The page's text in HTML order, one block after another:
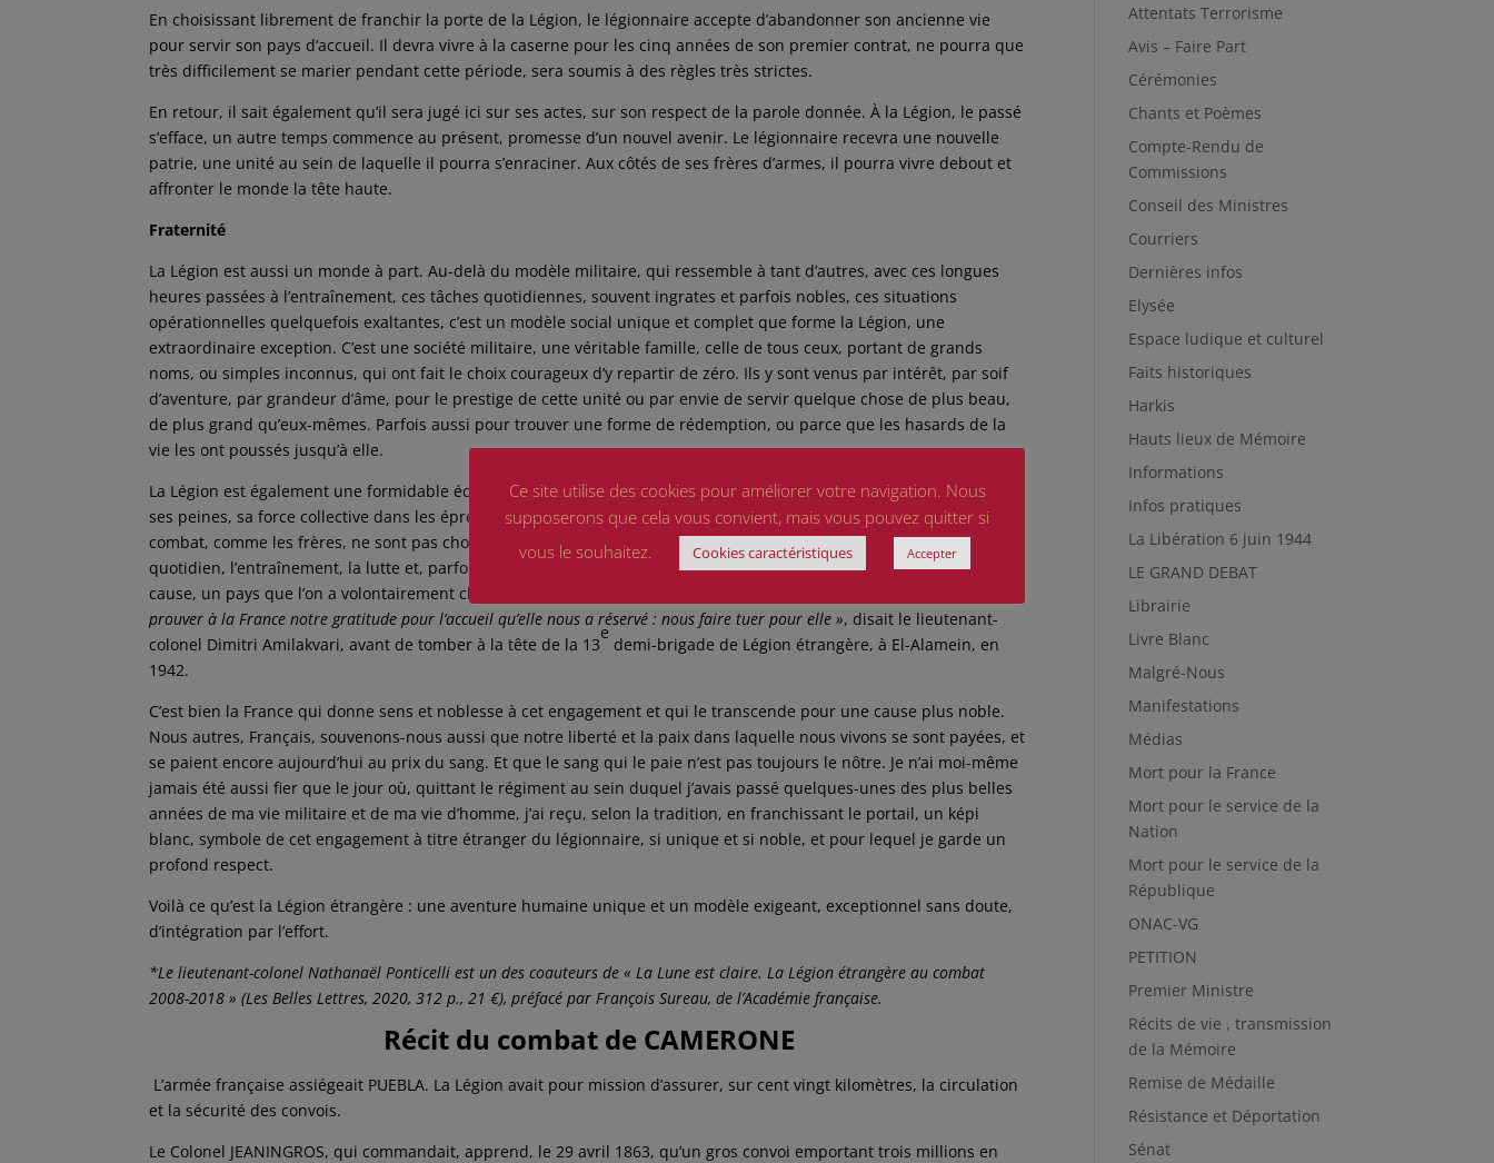
En choisissant librement de franchir la porte de la Légion, le légionnaire accepte d’abandonner son ancienne vie
pour servir son pays d’accueil. Il devra vivre à la caserne pour les cinq années de son premier contrat, ne pourra que
très difficilement se marier pendant cette période, sera soumis à des règles très strictes.
En retour, il sait également qu’il sera jugé ici sur ses actes, sur son respect de la parole donnée. À la Légion, le passé
s’efface, un autre temps commence au présent, promesse d’un nouvel avenir. Le légionnaire recevra une nouvelle
patrie, une unité au sein de laquelle il pourra s’enraciner. Aux côtés de ses frères d’armes, il pourra vivre debout et
affronter le monde la tête haute.
Fraternité
La Légion est aussi un monde à part. Au-delà du modèle militaire, qui ressemble à tant d’autres, avec ces longues
heures passées à l’entraînement, ces tâches quotidiennes, souvent ingrates et parfois nobles, ces situations
opérationnelles quelquefois exaltantes, c’est un modèle social unique et complet que forme la Légion, une
extraordinaire exception. C’est une société militaire, une véritable famille, celle de tous ceux, portant de grands
noms, ou simples inconnus, qui ont fait le choix courageux d’y repartir de zéro. Ils y sont venus par intérêt, par soif
d’aventure, par grandeur d’âme, pour le prestige de cette unité ou par envie de servir quelque chose de plus beau,
de plus grand qu’eux-mêmes. Parfois aussi pour trouver une forme de rédemption, ou parce que les hasards de la
vie les ont poussés jusqu’à elle.
La Légion est également une formidable école de vie, un monde en miniature, une aventure humaine avec ses joies,
ses peines, sa force collective dans les épreuves. C’est un lieu de fraternité plus que d’amitié, car les camarades de
combat, comme les frères, ne sont pas choisis. Et pourtant on partage avec eux tous les instants de la vie, le
quotidien, l’entraînement, la lutte et, parfois, la mort. C’est un lieu où, plus qu’ailleurs peut-être, on se bat pour une
cause, un pays que l’on a volontairement choisi, en hommes libres.
prouver à la France notre gratitude pour l’accueil qu’elle nous a réservé : nous faire tuer pour elle », disait le lieutenant-
colonel Dimitri Amilakvari, avant de tomber à la tête de la 13
e
demi-brigade de Légion étrangère, à El-Alamein, en
1942.
C’est bien la France qui donne sens et noblesse à cet engagement et qui le transcende pour une cause plus noble.
Nous autres, Français, souvenons-nous aussi que notre liberté et la paix dans laquelle nous vivons se sont payées, et
se paient encore aujourd’hui au prix du sang. Et que le sang qui le paie n’est pas toujours le nôtre. Je n’ai moi-même
jamais été aussi fier que le jour où, quittant le régiment au sein duquel j’avais passé quelques-unes des plus belles
années de ma vie militaire et de ma vie d’homme, j’ai reçu, selon la tradition, en franchissant le portail, un képi
blanc, symbole de cet engagement à titre étranger du légionnaire, si unique et si noble, et pour lequel je garde un
profond respect.
Voilà ce qu’est la Légion étrangère : une aventure humaine unique et un modèle exigeant, exceptionnel sans doute,
d’intégration par l’effort.
*Le lieutenant-colonel Nathanaël Ponticelli est un des coauteurs de « La Lune est claire. La Légion étrangère au combat
2008-2018 » (Les Belles Lettres, 2020, 312 p., 21 €), préfacé par François Sureau, de l’Académie française.
Récit du combat de CAMERONE
L’armée française assiégeait PUEBLA. La Légion avait pour mission d’assurer, sur cent vingt kilomètres, la circulation
et la sécurité des convois.
Le Colonel JEANINGROS, qui commandait, apprend, le 29 avril 1863, qu’un gros convoi emportant trois millions en
Attentats Terrorisme
Avis – Faire Part
Cérémonies
Chants et Poèmes
Compte-Rendu de
Commissions
Conseil des Ministres
Courriers
Dernières infos
Elysée
Espace ludique et culturel
Faits historiques
Harkis
Hauts lieux de Mémoire
Informations
Infos pratiques
La Libération 6 juin 1944
LE GRAND DEBAT
Librairie
Livre Blanc
Malgré-Nous
Manifestations
Médias
Mort pour la France
Mort pour le service de la
Nation
Mort pour le service de la
République
ONAC-VG
PETITION
Premier Ministre
Récits de vie , transmission
de la Mémoire
Remise de Médaille
Résistance et Déportation
Sénat
Ce site utilise des cookies pour améliorer votre navigation. Nous
supposerons que cela vous convient, mais vous pouvez quitter si
vous le souhaitez.
Cookies caractéristiques Accepter